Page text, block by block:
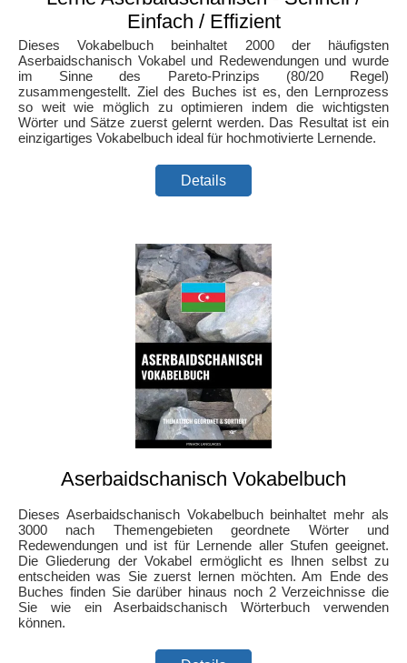
Einfach / Effizient
Dieses Vokabelbuch beinhaltet 2000 der häufigsten
Aserbaidschanisch Vokabel und Redewendungen und wurde
im Sinne des Pareto-Prinzips (80/20 Regel)
zusammengestellt. Ziel des Buches ist es, den Lernprozess
so weit wie möglich zu optimieren indem die wichtigsten
Wörter und Sätze zuerst gelernt werden. Das Resultat ist ein
einzigartiges Vokabelbuch ideal für hochmotivierte Lernende.
Details
Aserbaidschanisch Vokabelbuch
Dieses Aserbaidschanisch Vokabelbuch beinhaltet mehr als
3000 nach Themengebieten geordnete Wörter und
Redewendungen und ist für Lernende aller Stufen geeignet.
Die Gliederung der Vokabel ermöglicht es Ihnen selbst zu
entscheiden was Sie zuerst lernen möchten. Am Ende des
Buches finden Sie darüber hinaus noch 2 Verzeichnisse die
Sie wie ein Aserbaidschanisch Wörterbuch verwenden
können.